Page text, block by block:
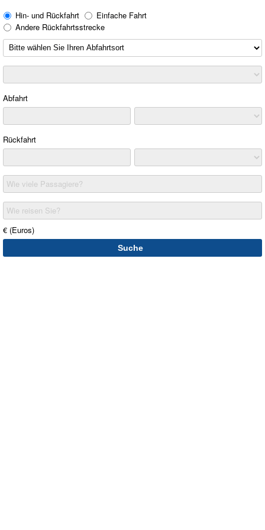
Hin- und Rückfahrt
Einfache Fahrt
Andere Rückfahrtsstrecke
Abfahrt
Rückfahrt
Wie viele Passagiere?
Wie reisen Sie?
€ (Euros)
Suche